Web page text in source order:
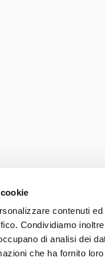
contenuti
Condividiamo
di analisi dei
che ha fornito
839 30 104